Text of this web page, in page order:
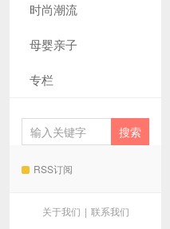
时尚潮流
母婴亲子
专栏
RSS订阅
关于我们 | 联系我们